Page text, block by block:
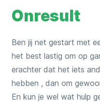
Onresult
Ben jij net gestart met
het best lastig om op
erachter dat het iets
hebben , dan om
En kun je wel wat hulp